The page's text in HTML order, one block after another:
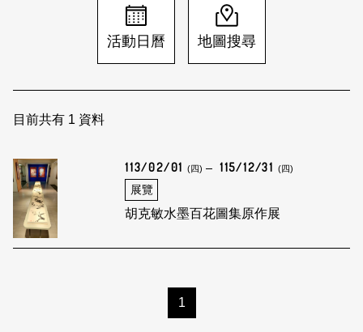
訂閱文化快遞
聯絡我們
活動日曆 地圖搜尋
目前共有 1 資料
113/02/01 (四) 115/12/31 (四)
展覽
胡克敏水墨百花圖集原作展
1